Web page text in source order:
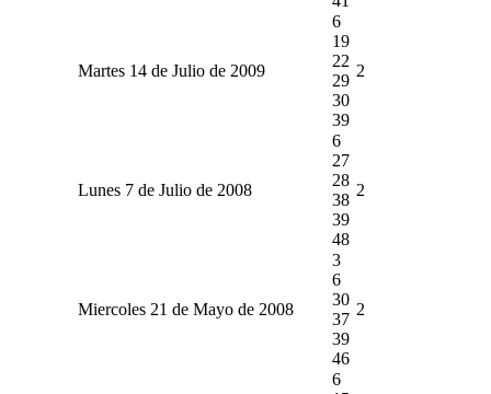
Martes 14 de Julio de 2009
6
19
22
29
30
39
2
Lunes 7 de Julio de 2008
6
27
28
38
39
48
2
Miercoles 21 de Mayo de 2008
3
6
30
37
39
46
2
6